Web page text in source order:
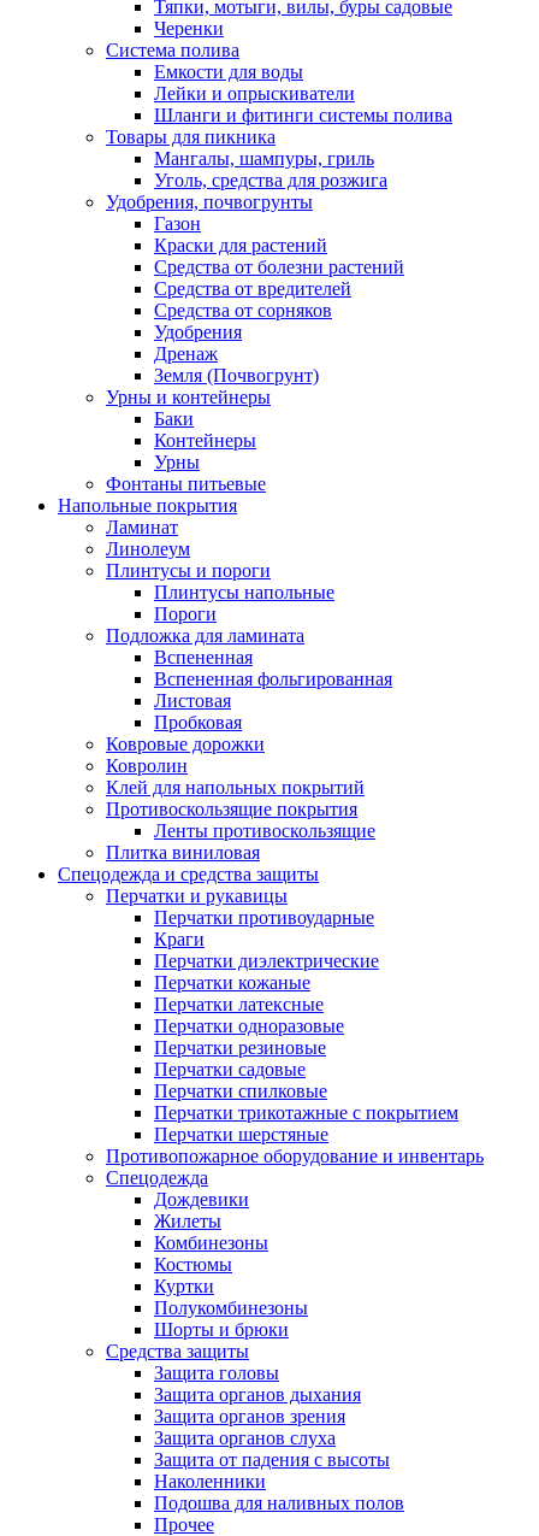
Тяпки, мотыги, вилы, буры садовые
Черенки
Система полива
Емкости для воды
Лейки и опрыскиватели
Шланги и фитинги системы полива
Товары для пикника
Мангалы, шампуры, гриль
Уголь, средства для розжига
Удобрения, почвогрунты
Газон
Краски для растений
Средства от болезни растений
Средства от вредителей
Средства от сорняков
Удобрения
Дренаж
Земля (Почвогрунт)
Урны и контейнеры
Баки
Контейнеры
Урны
Фонтаны питьевые
Напольные покрытия
Ламинат
Линолеум
Плинтусы и пороги
Плинтусы напольные
Пороги
Подложка для ламината
Вспененная
Вспененная фольгированная
Листовая
Пробковая
Ковровые дорожки
Ковролин
Клей для напольных покрытий
Противоскользящие покрытия
Ленты противоскользящие
Плитка виниловая
Спецодежда и средства защиты
Перчатки и рукавицы
Перчатки противоударные
Краги
Перчатки диэлектрические
Перчатки кожаные
Перчатки латексные
Перчатки одноразовые
Перчатки резиновые
Перчатки садовые
Перчатки спилковые
Перчатки трикотажные с покрытием
Перчатки шерстяные
Противопожарное оборудование и инвентарь
Спецодежда
Дождевики
Жилеты
Комбинезоны
Костюмы
Куртки
Полукомбинезоны
Шорты и брюки
Средства защиты
Защита головы
Защита органов дыхания
Защита органов зрения
Защита органов слуха
Защита от падения с высоты
Наколенники
Подошва для наливных полов
Прочее